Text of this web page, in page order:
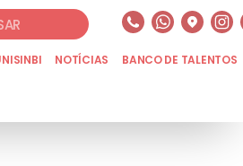
NOTÍCIAS BANCO DE TALENTOS